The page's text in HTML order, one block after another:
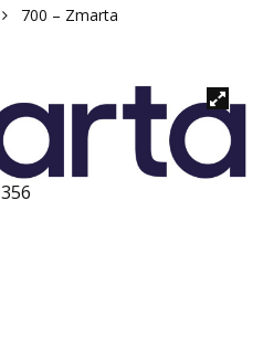
700 – Zmarta
356